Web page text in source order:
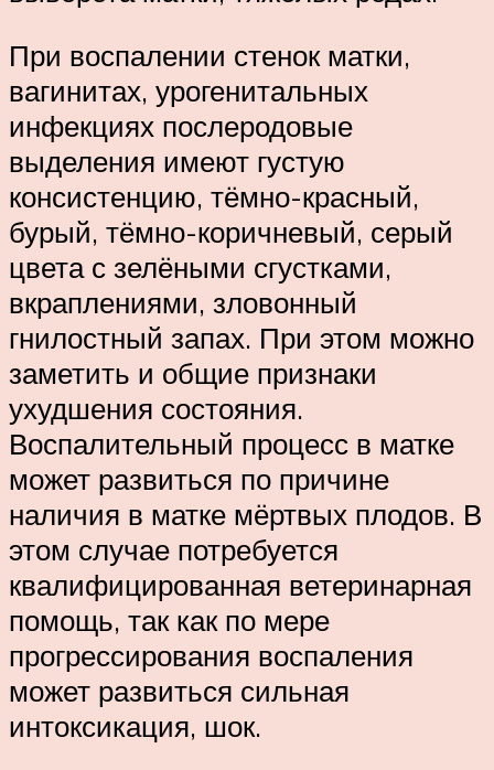
При воспалении стенок матки,
вагинитах, урогенитальных
инфекциях послеродовые
выделения имеют густую
консистенцию, тёмно-красный,
бурый, тёмно-коричневый, серый
цвета с зелёными сгустками,
вкраплениями, зловонный
гнилостный запах. При этом можно
заметить и общие признаки
ухудшения состояния.
Воспалительный процесс в матке
может развиться по причине
наличия в матке мёртвых плодов. В
этом случае потребуется
квалифицированная ветеринарная
помощь, так как по мере
прогрессирования воспаления
может развиться сильная
интоксикация, шок.